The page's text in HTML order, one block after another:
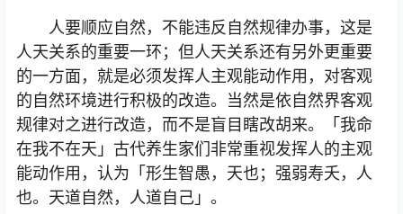
人要顺应自然，不能违反自然规律办事，这是
人天关系的重要一环；但人天关系还有另外更重要
的一方面，就是必须发挥人主观能动作用，对客观
的自然环境进行积极的改造。当然是依自然界客观
规律对之进行改造，而不是盲目瞎改胡来。「我命
在我不在天」古代养生家们非常重视发挥人的主观
能动作用，认为「形生智愚，天也；强弱寿夭，人
也。天道自然，人道自己」。